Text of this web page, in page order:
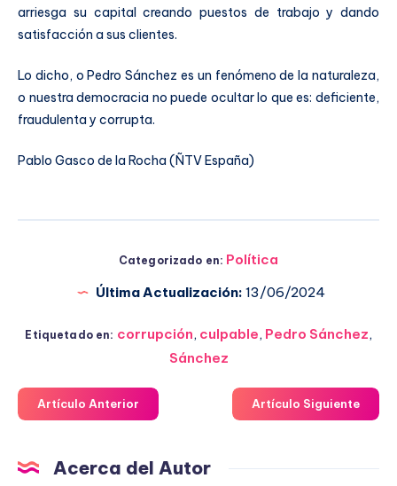
arriesga su capital creando puestos de trabajo y dando
satisfacción a sus clientes.
Lo dicho, o Pedro Sánchez es un fenómeno de la naturaleza,
o nuestra democracia no puede ocultar lo que es: deficiente,
fraudulenta y corrupta.
Pablo Gasco de la Rocha (ÑTV España)
Categorizado en: Política
Última Actualización: 13/06/2024
Etiquetado en: corrupción, culpable, Pedro Sánchez,
Sánchez
Artículo Anterior Artículo Siguiente
Acerca del Autor